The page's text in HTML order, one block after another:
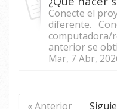
Conecte el
diferente.
computadora/
anterior se
Mar, 7 Abr,
« Anterior